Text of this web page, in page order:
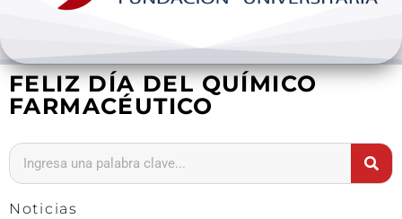
Internacionalización
Extension y desarrollo
FELIZ DÍA DEL QUÍMICO
FARMACÉUTICO
Noticias